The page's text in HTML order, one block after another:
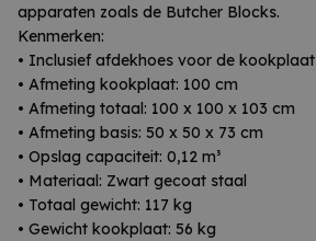
apparaten zoals de Butcher Blocks.
Kenmerken:
• Inclusief afdekhoes voor de kookplaat
• Afmeting kookplaat: 100 cm
• Afmeting totaal: 100 x 100 x 103 cm
• Afmeting basis: 50 x 50 x 73 cm
• Opslag capaciteit: 0,12 m³
• Materiaal: Zwart gecoat staal
• Totaal gewicht: 117 kg
• Gewicht kookplaat: 56 kg